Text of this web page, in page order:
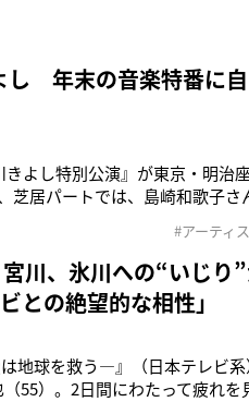
し 年末の音楽特番に
きよし特別公演』が東京・明治
芝居パートでは、島崎和歌子さ
て以降、“命ある限り、歌い
#アーティ
川、氷川への“いじ
との絶望的な相性」
地球を救う―』（日本テレビ
55）。2日間にわたって疲れ